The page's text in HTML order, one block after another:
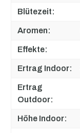
Blütezeit:
Aromen:
Effekte:
Ertrag Indoor:
Ertrag
Outdoor:
Höhe Indoor: